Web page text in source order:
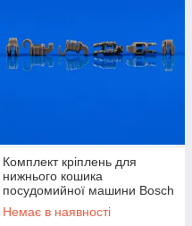
Комплект кріплень для
нижнього кошика
посудомийної машини Bosch
Siemens 611472
Немає в наявності